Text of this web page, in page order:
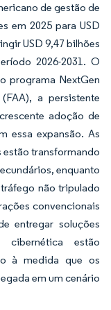
de gestão de
em 2025 para USD
USD 9,47 bilhões
2026-2031. O
programa NextGen
a persistente
adoção de
essa expansão. As
transformando
enquanto
não tripulado
convencionais
entregar soluções
estão
à medida que os
em um cenário